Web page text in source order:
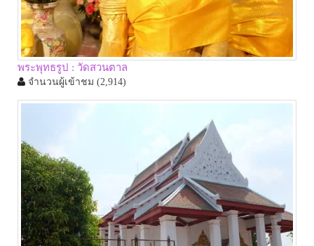
พระพุทธรูป : วัดสวนตาล
จำนวนผู้เข้าชม (2,914)